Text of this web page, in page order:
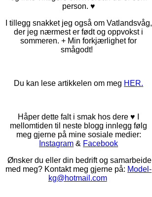
person. ♥
I tillegg snakket jeg også om Vatlandsvåg,
der jeg nærmest er født og oppvokst i
sommeren. + Min forkjærlighet for
smågodt!
Du kan lese artikkelen om meg HER.
Håper dette falt i smak hos dere ♥ I
mellomtiden til neste blogg innlegg følg
meg gjerne på mine sosiale medier:
Instagram & Facebook
Ønsker du eller din bedrift og samarbeide
med meg? Kontakt meg gjerne på: Model-
kg@hotmail.com